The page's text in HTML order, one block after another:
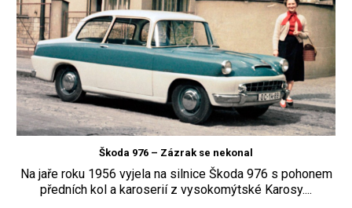
Škoda 976 – Zázrak se nekonal
Na jaře roku 1956 vyjela na silnice Škoda 976 s pohonem
předních kol a karoserií z vysokomýtské Karosy....